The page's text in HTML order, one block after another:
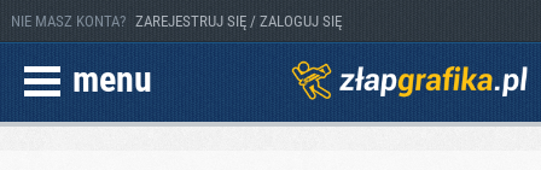
NIE MASZ KONTA? ZAREJESTRUJ SIĘ / ZALOGUJ SIĘ
menu